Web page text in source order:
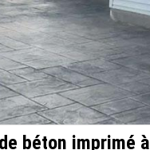
béton imprimé à